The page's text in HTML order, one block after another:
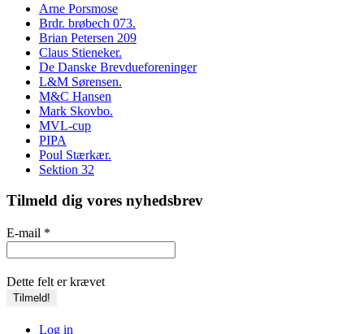
Arne Porsmose
Brdr. brøbech 073.
Brian Petersen 209
Claus Stieneker.
De Danske Brevdueforeninger
L&M Sørensen.
M&C Hansen
Mark Skovbo.
MVL-cup
PIPA
Poul Stærkær.
Sektion 32
Tilmeld dig vores nyhedsbrev
E-mail *
Dette felt er krævet
Log in